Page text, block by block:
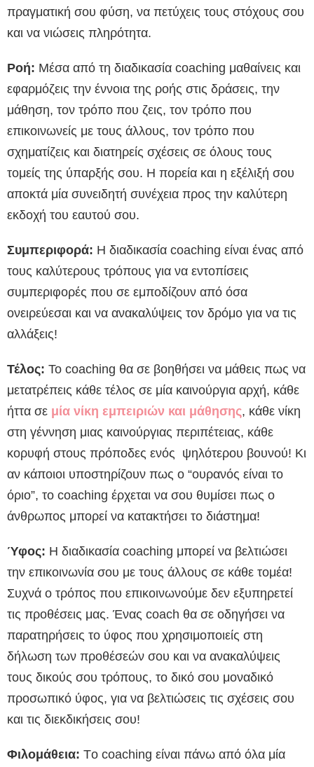
πραγματική σου φύση, να πετύχεις τους στόχους σου
και να νιώσεις πληρότητα.
Ροή: Μέσα από τη διαδικασία coaching μαθαίνεις και
εφαρμόζεις την έννοια της ροής στις δράσεις, την
μάθηση, τον τρόπο που ζεις, τον τρόπο που
επικοινωνείς με τους άλλους, τον τρόπο που
σχηματίζεις και διατηρείς σχέσεις σε όλους τους
τομείς της ύπαρξής σου. Η πορεία και η εξέλιξή σου
αποκτά μία συνειδητή συνέχεια προς την καλύτερη
εκδοχή του εαυτού σου.
Συμπεριφορά: Η διαδικασία coaching είναι ένας από
τους καλύτερους τρόπους για να εντοπίσεις
συμπεριφορές που σε εμποδίζουν από όσα
ονειρεύεσαι και να ανακαλύψεις τον δρόμο για να τις
αλλάξεις!
Τέλος: Το coaching θα σε βοηθήσει να μάθεις πως να
μετατρέπεις κάθε τέλος σε μία καινούργια αρχή, κάθε
ήττα σε μία νίκη εμπειριών και μάθησης, κάθε νίκη
στη γέννηση μιας καινούργιας περιπέτειας, κάθε
κορυφή στους πρόποδες ενός ψηλότερου βουνού! Κι
αν κάποιοι υποστηρίζουν πως ο “ουρανός είναι το
όριο”, το coaching έρχεται να σου θυμίσει πως ο
άνθρωπος μπορεί να κατακτήσει το διάστημα!
Ύφος: H διαδικασία coaching μπορεί να βελτιώσει
την επικοινωνία σου με τους άλλους σε κάθε τομέα!
Συχνά ο τρόπος που επικοινωνούμε δεν εξυπηρετεί
τις προθέσεις μας. Ένας coach θα σε οδηγήσει να
παρατηρήσεις το ύφος που χρησιμοποιείς στη
δήλωση των προθέσεών σου και να ανακαλύψεις
τους δικούς σου τρόπους, το δικό σου μοναδικό
προσωπικό ύφος, για να βελτιώσεις τις σχέσεις σου
και τις διεκδικήσεις σου!
Φιλομάθεια: Tο coaching είναι πάνω από όλα μία